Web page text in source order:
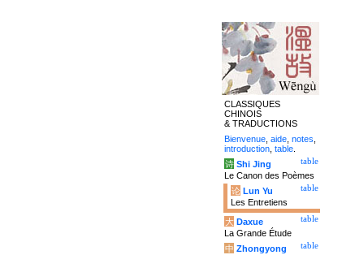
CLASSIQUES
CHINOIS
& TRADUCTIONS
Bienvenue aide notes
introduction table
table
诗 Shi Jing
Le Canon des Poèmes
table
论 Lun Yu
Les Entretiens
table
大 Daxue
La Grande Étude
table
中 Zhongyong